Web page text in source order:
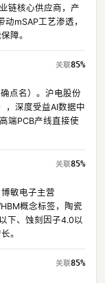
链核心供应商，产
mSAP工艺渗透，
障。
85%
点名）。沪电股份
，深度受益AI数据中
端PCB产线直接使
85%
敏电子主营
概念标签，陶瓷
下、蚀刻因子4.0以
。
85%